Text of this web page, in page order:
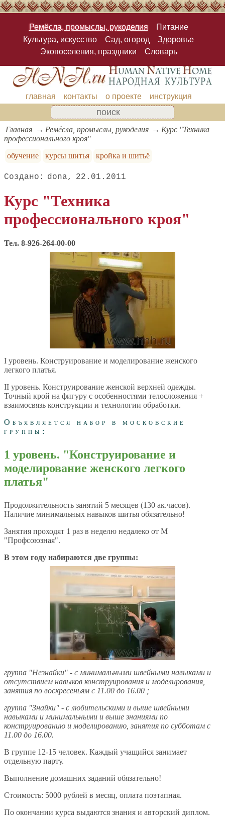
Ремёсла, промыслы, рукоделия
Питание
Культура, искусство
Сад, огород
Здоровье
Экопоселения, праздники
Словарь
главная контакты о проекте инструкция
Главная Ремёсла, промыслы, рукоделия
Курс "Техника
профессионального кроя"
обучение
курсы шитья кройка и шитьё
dona 22.01.2011
Курс "Техника
профессионального кроя"
Тел. 8-926-264-00-00
I уровень. Конструирование и моделирование женского
легкого платья.
II уровень. Конструирование женской верхней одежды.
Точный крой на фигуру с особенностями телосложения +
взаимосвязь конструкции и технологии обработки.
Объявляется набор в московские
группы:
1 уровень. "Конструирование и
моделирование женского легкого
платья"
Продолжительность занятий 5 месяцев (130 ак.часов).
Наличие минимальных навыков шитья обязательно!
Занятия проходят 1 раз в неделю недалеко от М
"Профсоюзная".
В этом году набираются две группы:
группа "Незнайки" - с минимальными швейными навыками и
отсутствием навыков конструирования и моделирования,
занятия по воскресеньям с 11.00 до 16.00 ;
группа "Знайки" - с любительскими и выше швейными
навыками и минимальными и выше знаниями по
конструированию и моделированию, занятия по субботам с
11.00 до 16.00.
В группе 12-15 человек. Каждый учащийся занимает
отдельную парту.
Выполнение домашних заданий обязательно!
Стоимость: 5000 рублей в месяц, оплата поэтапная.
По окончании курса выдаются знания и авторский диплом.